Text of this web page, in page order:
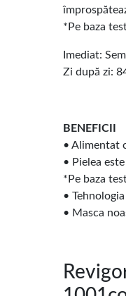
*Pe baza
Imediat:
Zi după zi:
BENEFICII
• Alimentat
• Pielea
*Pe baza
•
• Masca